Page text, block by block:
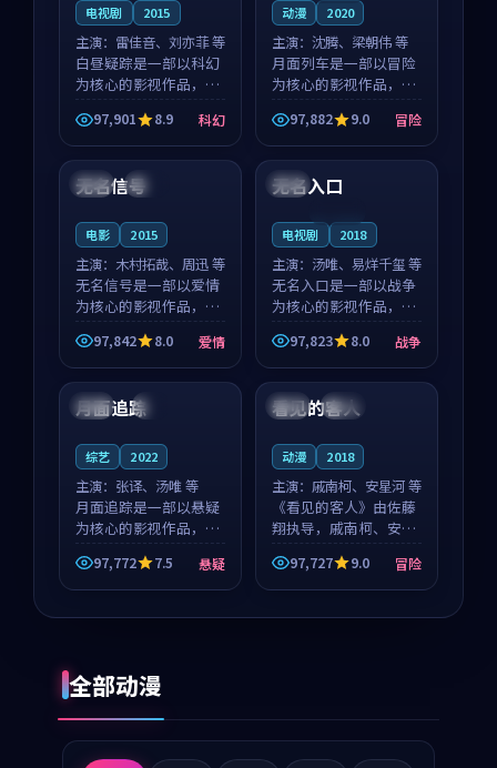
电视剧 2015
主演： 雷佳音、刘亦菲 等
白昼疑踪是一部以科幻
为核心的影视作品，围
绕危机、反转与人物成
长展开，整体节奏紧
凑，值得推荐观看。
97,901 8.9 科幻
动漫 2020
主演： 沈腾、梁朝伟 等
月面列车是一部以冒险
为核心的影视作品，围
绕危机、反转与人物成
长展开，整体节奏紧
凑，值得推荐观看。
97,882 9.0 冒险
英国 独播
无名信号
电影 2015
主演： 木村拓哉、周迅 等
无名信号是一部以爱情
为核心的影视作品，围
绕危机、反转与人物成
长展开，整体节奏紧
凑，值得推荐观看。
97,842 8.0 爱情
泰国
无名入口
电视剧 2018
主演： 汤唯、易烊千玺 等
无名入口是一部以战争
为核心的影视作品，围
绕危机、反转与人物成
长展开，整体节奏紧
凑，值得推荐观看。
97,823 8.0 战争
中国 4K
月面追踪
综艺 2022
主演： 张译、汤唯 等
月面追踪是一部以悬疑
为核心的影视作品，围
绕危机、反转与人物成
长展开，整体节奏紧
凑，值得推荐观看。
97,772 7.5 悬疑
泰国 完结
看见的客人
动漫 2018
主演： 戚南柯、安星河 等
《看见的客人》由佐藤
翔执导，戚南柯、安星
河领衔主演，是一部
2018年上映的泰国冒险
动漫。影片以海岸抒情
97,727 9.0 冒险
全部动漫